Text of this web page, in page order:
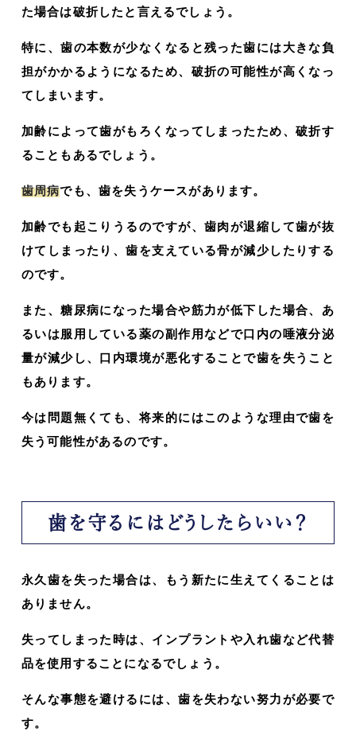
た場合は破折したと言えるでしょう。
特に、歯の本数が少なくなると残った歯には大きな負
担がかかるようになるため、破折の可能性が高くなっ
てしまいます。
加齢によって歯がもろくなってしまったため、破折す
ることもあるでしょう。
歯周病でも、歯を失うケースがあります。
加齢でも起こりうるのですが、歯肉が退縮して歯が抜
けてしまったり、歯を支えている骨が減少したりする
のです。
また、糖尿病になった場合や筋力が低下した場合、あ
るいは服用している薬の副作用などで口内の唾液分泌
量が減少し、口内環境が悪化することで歯を失うこと
もあります。
今は問題無くても、将来的にはこのような理由で歯を
失う可能性があるのです。
歯を守るにはどうしたらいい？
永久歯を失った場合は、もう新たに生えてくることは
ありません。
失ってしまった時は、インプラントや入れ歯など代替
品を使用することになるでしょう。
そんな事態を避けるには、歯を失わない努力が必要で
す。